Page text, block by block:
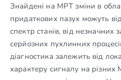
Знайдені на МРТ зміни в
придаткових пазух можуть
спектр станів, від незначних
серйозних пухлинних
діагностика залежить від
характеру сигналу на різних